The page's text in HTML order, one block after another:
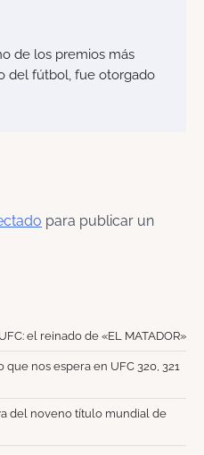
de los premios más
del fútbol, fue otorgado
para publicar un
el reinado de «EL MATADOR»
nos espera en UFC 320, 321
del noveno título mundial de